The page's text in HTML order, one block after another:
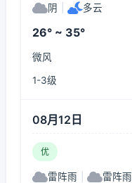
阴 多云
26° ~ 35°
微风
1-3级
08月12日
优
雷阵雨 雷阵雨